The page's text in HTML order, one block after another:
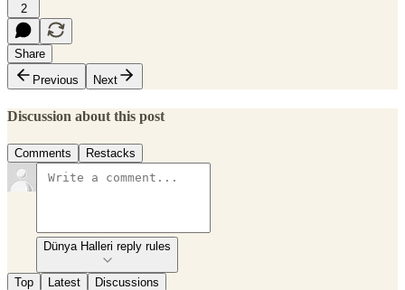
2
Share
Previous
Next
Discussion about this post
Comments Restacks
Dünya Halleri reply rules
Top Latest Discussions